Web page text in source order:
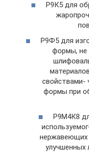
Р9К5 для
Р9Ф5 для
формы, не
свойствами-
формы при
Р9М4К8
нержавеющих
улучшенных